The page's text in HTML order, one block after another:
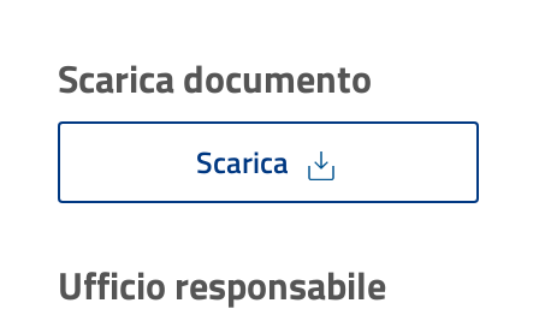
Scarica documento
Scarica
Ufficio responsabile